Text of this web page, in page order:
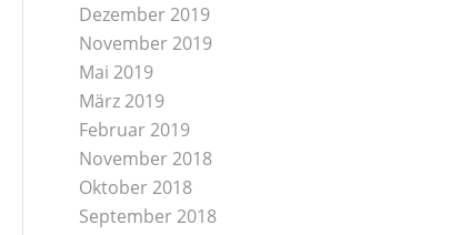
Dezember 2019
November 2019
Mai 2019
März 2019
Februar 2019
November 2018
Oktober 2018
September 2018